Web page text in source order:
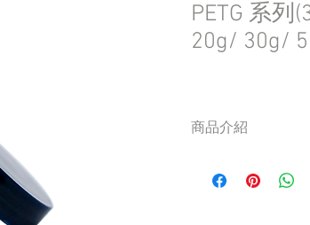
PETG 系
20g/ 30g/
商品介紹
*也可做 ABS 材質 。